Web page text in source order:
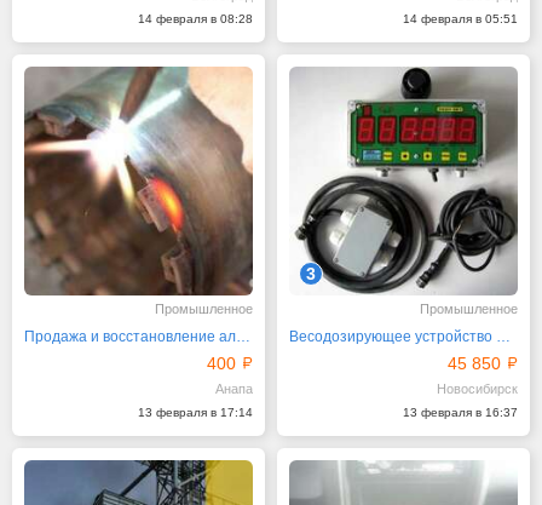
14 февраля в 08:28 14 февраля в 05:51
Промышленное
Продажа и восстановление алмазных коронок
400
Анапа
13 февраля в 17:14
3
Промышленное
Весодозирующее устройство ЭВДУ от производителя
45 850
Новосибирск
13 февраля в 16:37